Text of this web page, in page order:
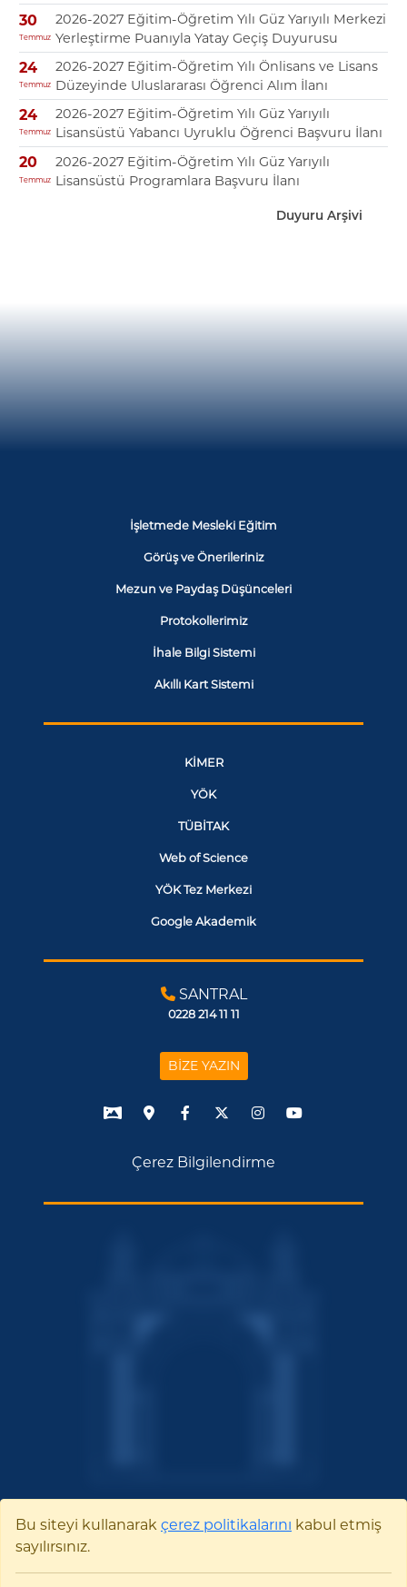
30
Temmuz
2026-2027 Eğitim-Öğretim Yılı Güz Yarıyılı Merkezi
Yerleştirme Puanıyla Yatay Geçiş Duyurusu
24
Temmuz
2026-2027 Eğitim-Öğretim Yılı Önlisans ve Lisans
Düzeyinde Uluslararası Öğrenci Alım İlanı
24
Temmuz
2026-2027 Eğitim-Öğretim Yılı Güz Yarıyılı
Lisansüstü Yabancı Uyruklu Öğrenci Başvuru İlanı
20
Temmuz
2026-2027 Eğitim-Öğretim Yılı Güz Yarıyılı
Lisansüstü Programlara Başvuru İlanı
Duyuru Arşivi
Üniversitesi
İşletmede Mesleki Eğitim
Görüş ve Önerileriniz
Mezun ve Paydaş Düşünceleri
Protokollerimiz
İhale Bilgi Sistemi
Akıllı Kart Sistemi
KİMER
YÖK
TÜBİTAK
Web of Science
YÖK Tez Merkezi
Google Akademik
SANTRAL
0228 214 11 11
BİZE YAZIN
Çerez Bilgilendirme
Bu siteyi kullanarak çerez politikalarını kabul etmiş
sayılırsınız.